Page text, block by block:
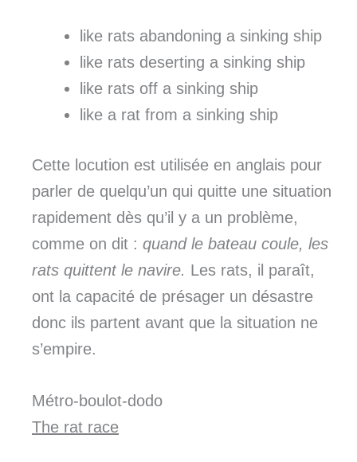
like rats abandoning a sinking ship
like rats deserting a sinking ship
like rats off a sinking ship
like a rat from a sinking ship
Cette locution est utilisée en anglais pour
parler de quelqu’un qui quitte une situation
rapidement dès qu’il y a un problème,
comme on dit : quand le bateau coule, les
rats quittent le navire. Les rats, il paraît,
ont la capacité de présager un désastre
donc ils partent avant que la situation ne
s’empire.
Métro-boulot-dodo
The rat race